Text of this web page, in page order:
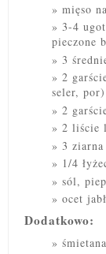
mięso
3-4
pieczone
3
2
seler, por)
2
2 liście
3
1/4
sól,
ocet
Dodatkowo:
śmietana